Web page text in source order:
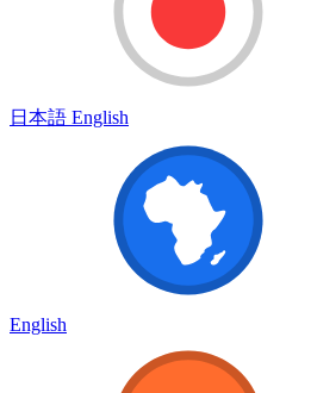
日本語 English
English